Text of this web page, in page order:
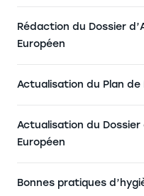
Rédaction du Dossier
Européen
Actualisation du Plan de
Actualisation du Dossier
Européen
Bonnes pratiques